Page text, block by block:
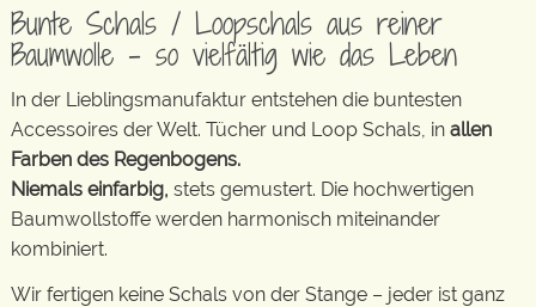
Bunte Schals / Loopschals aus reiner
Baumwolle – so vielfältig wie das Leben
In der Lieblingsmanufaktur entstehen die buntesten
Accessoires der Welt. Tücher und Loop Schals, in allen
Farben des Regenbogens.
Niemals einfarbig, stets gemustert. Die hochwertigen
Baumwollstoffe werden harmonisch miteinander
kombiniert.
Wir fertigen keine Schals von der Stange – jeder ist ganz